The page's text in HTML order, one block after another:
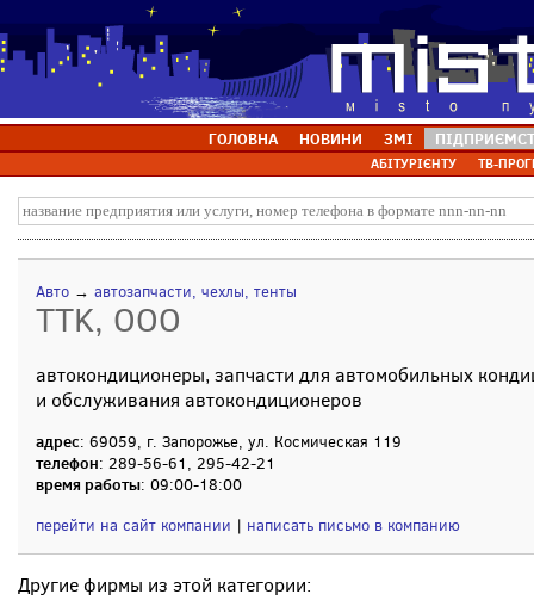
ГОЛОВНА НОВИНИ ЗМІ
АБІТУРІЄНТУ ТВ-
Авто → автозапчасти, чехлы, тенты
TTK, ООО
автокондиционеры, запчасти для автомобильных
и обслуживания автокондиционеров
адрес: 69059, г. Запорожье, ул. Космическая 119
телефон: 289-56-61, 295-42-21
время работы: 09:00-18:00
перейти на сайт компании | написать письмо в компанию
Другие фирмы из этой категории: